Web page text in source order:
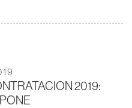
2019: